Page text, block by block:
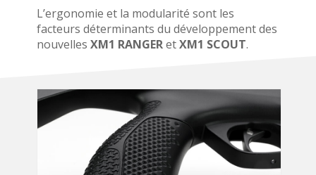
L’ergonomie et la modularité sont les
facteurs déterminants du développement des
nouvelles XM1 RANGERetXM1 SCOUT.